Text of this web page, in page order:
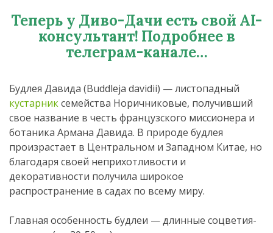
Теперь у Диво-Дачи есть свой AI-
консультант! Подробнее в
телеграм-канале…
Будлея Давида (Buddleja davidii) — листопадный
кустарниксемейства Норичниковые, получивший
свое название в честь французского миссионера и
ботаника Армана Давида. В природе будлея
произрастает в Центральном и Западном Китае, но
благодаря своей неприхотливости и
декоративности получила широкое
распространение в садах по всему миру.
Главная особенность будлеи — длинные соцветия-